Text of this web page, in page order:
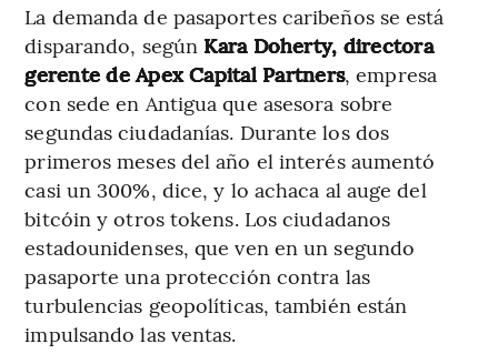
La demanda de pasaportes caribeños se está
disparando, según Kara Doherty, directora
gerente de Apex Capital Partners, empresa
con sede en Antigua que asesora sobre
segundas ciudadanías. Durante los dos
primeros meses del año el interés aumentó
casi un 300%, dice, y lo achaca al auge del
bitcóin y otros tokens. Los ciudadanos
estadounidenses, que ven en un segundo
pasaporte una protección contra las
turbulencias geopolíticas, también están
impulsando las ventas.